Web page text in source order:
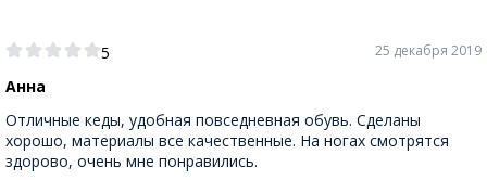
5
Анна
25 декабря 2019
Отличные кеды, удобная повседневная обувь. Сделаны
хорошо, материалы все качественные. На ногах смотрятся
здорово, очень мне понравились.